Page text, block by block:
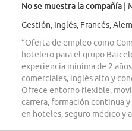
No se muestra la compañía |
Gestión, Inglés, Francés,
“Oferta de empleo como
hotelero para el grupo
experiencia mínima de 2
comerciales, inglés alto y
Ofrece entorno flexible,
carrera, formación continua
en hoteles, seguro médico y